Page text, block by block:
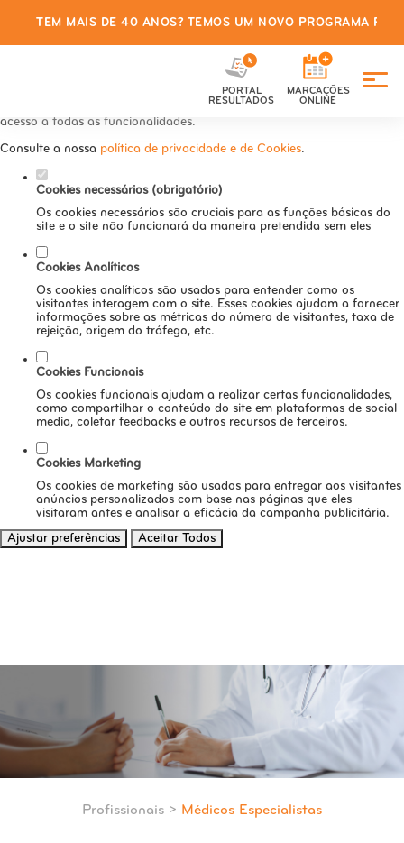
Defina as suas preferências de
cookies para este website.
Este website utiliza cookies estritamente necessários, analíticos e
acesso a todas as funcionalidades.
Consulte a nossa política de privacidade e de Cookies.
Cookies necessários (obrigatório)
Os cookies necessários são cruciais para as funções básicas do
site e o site não funcionará da maneira pretendida sem eles
Cookies Analíticos
Os cookies analíticos são usados para entender como os
visitantes interagem com o site. Esses cookies ajudam a fornecer
informações sobre as métricas do número de visitantes, taxa de
rejeição, origem do tráfego, etc.
Cookies Funcionais
Os cookies funcionais ajudam a realizar certas funcionalidades,
como compartilhar o conteúdo do site em plataformas de social
media, coletar feedbacks e outros recursos de terceiros.
Cookies Marketing
Os cookies de marketing são usados para entregar aos visitantes
anúncios personalizados com base nas páginas que eles
visitaram antes e analisar a eficácia da campanha publicitária.
Ajustar preferências
Aceitar Todos
TEM MAIS DE 40 ANOS? TEMOS UM NOVO PROGRAMA
PORTAL
RESULTADOS
MARCAÇÕES
ONLINE
Profissionais > Médicos Especialistas